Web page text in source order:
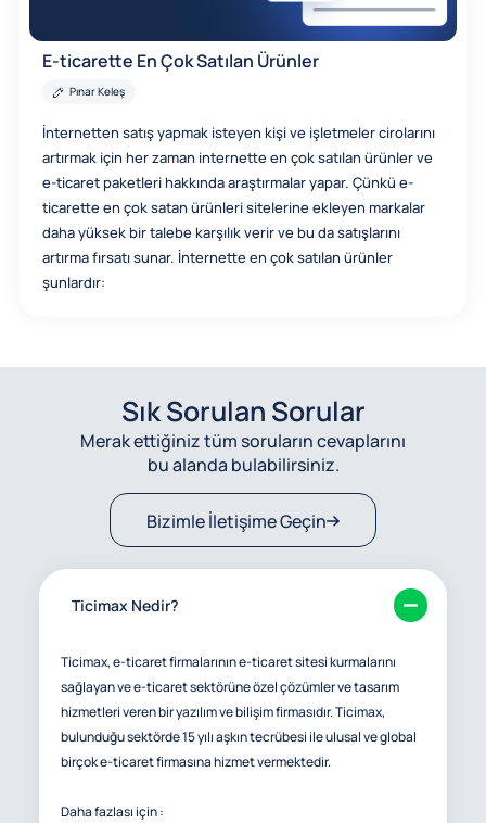
E-ticarette En Çok Satılan Ürünler
Pınar Keleş
İnternetten satış yapmak isteyen kişi ve işletmeler cirolarını
artırmak için her zaman internette en çok satılan ürünler ve
e-ticaret paketleri hakkında araştırmalar yapar. Çünkü e-
ticarette en çok satan ürünleri sitelerine ekleyen markalar
daha yüksek bir talebe karşılık verir ve bu da satışlarını
artırma fırsatı sunar. İnternette en çok satılan ürünler
şunlardır:
Sık Sorulan Sorular
Merak ettiğiniz tüm soruların cevaplarını
bu alanda bulabilirsiniz.
Bizimle İletişime Geçin
Ticimax Nedir?
Ticimax, e-ticaret firmalarının e-ticaret sitesi kurmalarını
sağlayan ve e-ticaret sektörüne özel çözümler ve tasarım
hizmetleri veren bir yazılım ve bilişim firmasıdır. Ticimax,
bulunduğu sektörde 15 yılı aşkın tecrübesi ile ulusal ve global
birçok e-ticaret firmasına hizmet vermektedir.
Daha fazlası için :